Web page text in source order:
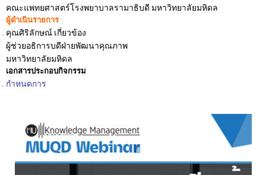
คณะแพทยศาสตร์โรงพยาบาลรามาธิบดี มหาวิทยาลัยมหิดล
ผู้ดำเนินรายการ
คุณศิริลักษณ์ เกี่ยวข้อง
ผู้ช่วยอธิการบดีฝ่ายพัฒนาคุณภาพ
มหาวิทยาลัยมหิดล
เอกสารประกอบกิจกรรม
กำหนดการ